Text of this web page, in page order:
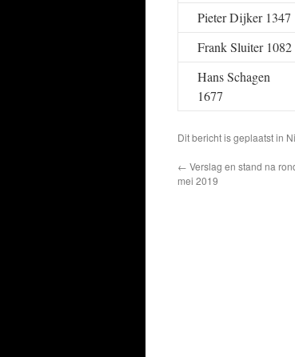
Pieter Dijker 1347
Frank Sluiter 1082
Hans Schagen
1677
Dit bericht is geplaatst in
← Verslag en stand na
mei 2019